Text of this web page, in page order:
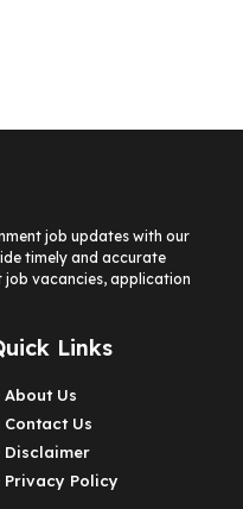
job updates with our
timely and accurate
vacancies, application
Links
About Us
Contact Us
Disclaimer
Privacy Policy